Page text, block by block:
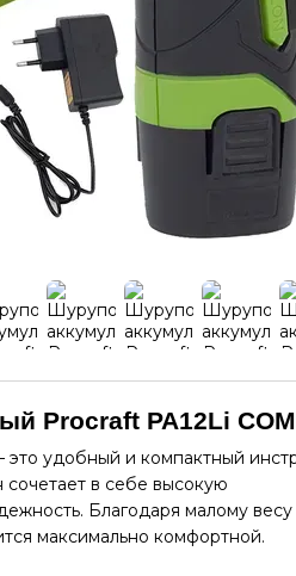
Procraft PA12Li
это удобный и компактный
в себе высокую
Благодаря малому весу
максимально комфортной.